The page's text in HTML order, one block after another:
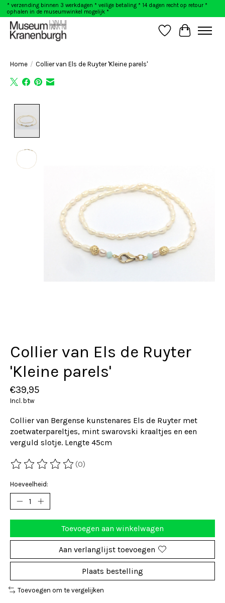
* verzending binnen 3 werkdagen * veilige betaling * 14 dagen recht op retour *
ophalen in de museumwinkel mogelijk *
Verlanglijst
Home / Collier van Els de Ruyter 'Kleine parels'
Collier van Els de Ruyter
'Kleine parels'
€39,95
Incl. btw
Collier van Bergense kunstenares Els de Ruyter met
zoetwaterpareltjes, mint swarovski kraaltjes en een
verguld slotje. Lengte 45cm
De beoordeling van dit product is
(0)
Hoeveelheid:
Toevoegen aan winkelwagen
Aan verlanglijst toevoegen
Plaats bestelling
Toevoegen om te vergelijken